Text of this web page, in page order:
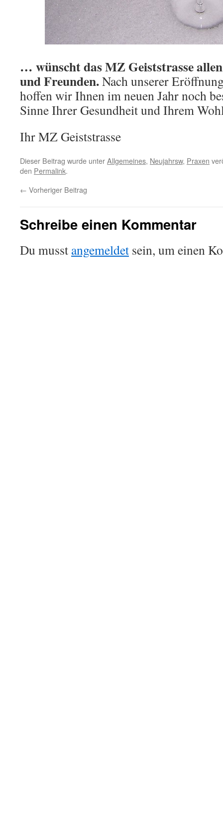
… wünscht das MZ Geiststrasse
und Freunden.Nach unserer
hoffen wir Ihnen im neuen Jahr noch
Sinne Ihrer Gesundheit und Ihrem
Ihr MZ Geiststrasse
Dieser Beitrag wurde unterAllgemeines, Neujahrsw, Praxen
den Permalink.
← Vorheriger Beitrag
Schreibe einen Kommentar
Du musst angemeldet sein, um einen